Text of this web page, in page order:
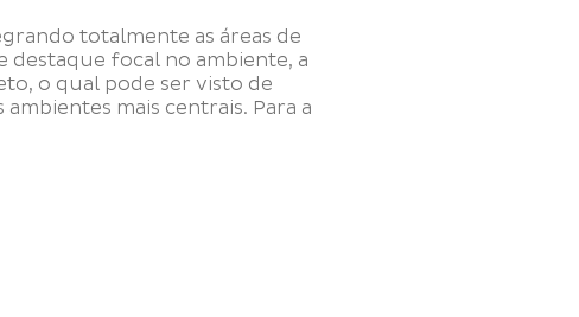
totalmente as áreas de
destaque focal no ambiente, a
o qual pode ser visto de
mais centrais. Para a